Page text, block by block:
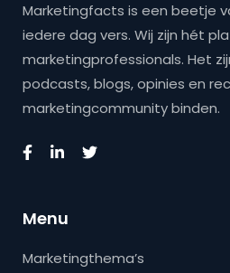
Marketingfacts is een beetje
iedere dag vers. Wij zijn hét
marketingprofessionals. Het
podcasts, blogs, opinies en
marketingcommunity binden.
Menu
Marketingthema’s